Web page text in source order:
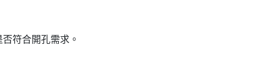
符合開孔需求。